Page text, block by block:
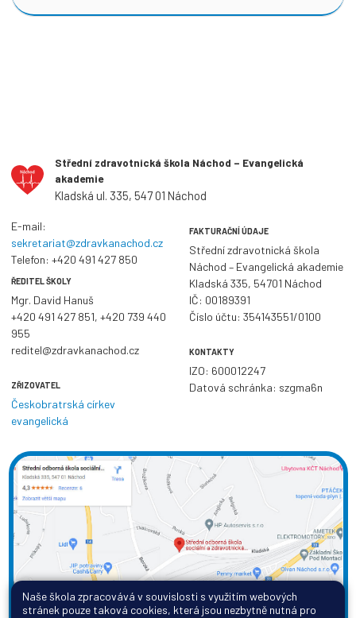
Střední zdravotnická škola Náchod – Evangelická
akademie
Kladská ul. 335, 547 01 Náchod
E-mail:
sekretariat@zdravkanachod.cz
Telefon: +420 491 427 850
ŘEDITEL ŠKOLY
Mgr. David Hanuš
+420 491 427 851, +420 739 440
955
reditel@zdravkanachod.cz
ZŘIZOVATEL
Českobratrská církev
evangelická
FAKTURAČNÍ ÚDAJE
Střední zdravotnická škola
Náchod – Evangelická akademie
Kladská 335, 54701 Náchod
IČ: 00189391
Číslo účtu: 354143551/0100
KONTAKTY
IZO: 600012247
Datová schránka: szgma6n
Naše škola zpracovává v souvislosti s využitím webových
stránek pouze taková cookies, která jsou nezbytně nutná pro